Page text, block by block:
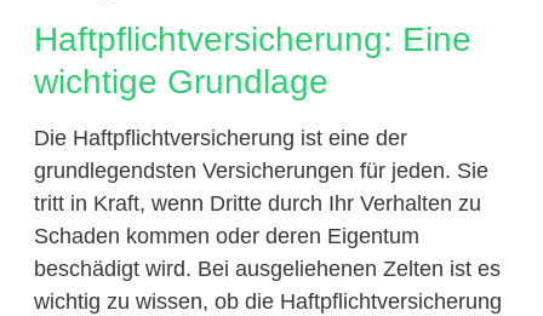
Haftpflichtversicherung: Eine
wichtige Grundlage
Die Haftpflichtversicherung ist eine der
grundlegendsten Versicherungen für jeden. Sie
tritt in Kraft, wenn Dritte durch Ihr Verhalten zu
Schaden kommen oder deren Eigentum
beschädigt wird. Bei ausgeliehenen Zelten ist es
wichtig zu wissen, ob die Haftpflichtversicherung